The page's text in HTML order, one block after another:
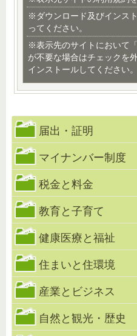
※ダウンロード及びインス
ってください。
※表示先のサイトにおいて
が不要な場合はチェックを
インストールしてください。
届出・証明
マイナンバー制度
税金と料金
教育と子育て
健康医療と福祉
住まいと住環境
産業とビジネス
自然と観光・歴史